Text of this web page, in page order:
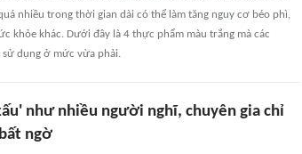
nhiều trong thời gian dài có thể làm tăng nguy cơ béo phì,
khỏe khác. Dưới đây là 4 thực phẩm màu trắng mà các
dụng ở mức vừa phải.
như nhiều người nghĩ, chuyên gia chỉ
ngờ